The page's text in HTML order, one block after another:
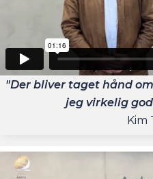
"Der bliver taget hånd
jeg virkelig
Kim